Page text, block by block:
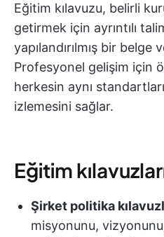
Eğitim kılavuzu, belirli
getirmek için ayrıntılı
yapılandırılmış bir belge
Profesyonel gelişim için
herkesin aynı
izlemesini sağlar.
Eğitim
Şirket politika
misyonunu,